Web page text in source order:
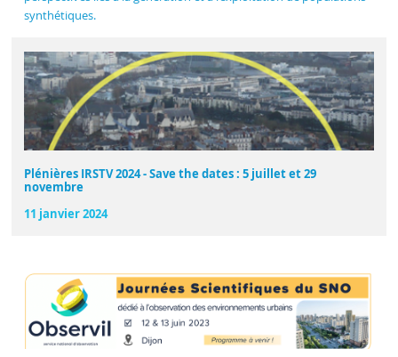
synthétiques.
Plénières IRSTV 2024 - Save the dates : 5 juillet et 29
novembre
11 janvier 2024